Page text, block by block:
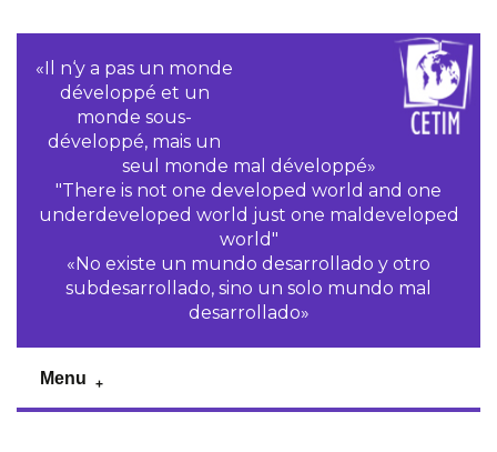
«Il n‘y a pas un monde
développé et un
monde sous-
développé, mais un
seul monde mal développé»
"There is not one developed world and one
underdeveloped world just one maldeveloped
world"
«No existe un mundo desarrollado y otro
subdesarrollado, sino un solo mundo mal
desarrollado»
Menu